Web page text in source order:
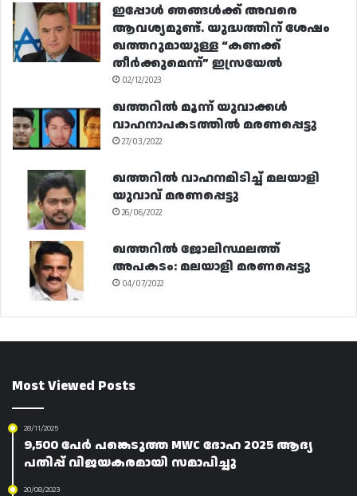
ഇപ്പോൾ ഞങ്ങൾക്ക് അവരെ
ആവശ്യമുണ്ട്. യുദ്ധത്തിന് ശേഷം
ഖത്തറുമായുള്ള “കണക്ക്
തീർക്കുമെന്ന്” ഇസ്രയേൽ
02/12/2023
ഖത്തറിൽ മൂന്ന് യുവാക്കൾ
വാഹനാപകടത്തിൽ മരണപ്പെട്ടു
27/03/2022
ഖത്തറിൽ വാഹനമിടിച്ച് മലയാളി
യുവാവ് മരണപ്പെട്ടു
26/06/2022
ഖത്തറിൽ ജോലിസ്ഥലത്ത്
അപകടം: മലയാളി മരണപ്പെട്ടു
04/07/2022
Most Viewed Posts
28/11/2025
9,500 പേർ പങ്കെടുത്ത MWC ദോഹ 2025 ആദ്യ
പതിപ്പ് വിജയകരമായി സമാപിച്ചു
20/08/2023